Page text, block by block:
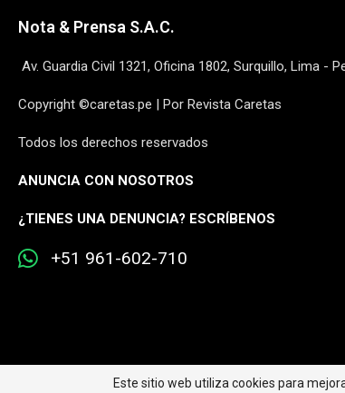
Nota & Prensa S.A.C.
Av. Guardia Civil 1321, Oficina 1802, Surquillo, Lima -
Copyright ©caretas.pe | Por Revista Caretas
Todos los derechos reservados
ANUNCIA CON NOSOTROS
¿TIENES UNA DENUNCIA? ESCRÍBENOS
+51 961-602-710
Este sitio web utiliza cookies para